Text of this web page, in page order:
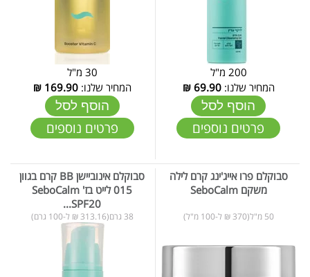
200 מ"ל
המחיר שלנו:69.90
₪
הוסף לסל
פרטים נוספים
30 מ"ל
המחיר שלנו:169.90
₪
הוסף לסל
פרטים נוספים
סבוקלם פרו אייג'ינג קרם לילה
משקם SeboCalm
50 מ"ל(370 ₪ ל-100 מ"ל)
סבוקלם אינוביישן BB קרם בגוון
015 לייט בז' SeboCalm
SPF20...
38 גרם(313.16 ₪ ל-100 גרם)